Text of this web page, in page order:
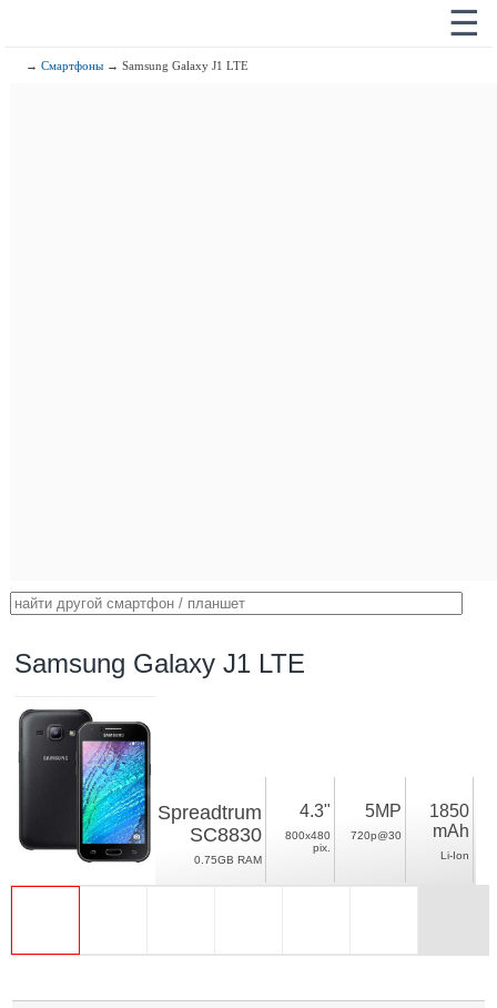
☰
→Смартфоны → Samsung Galaxy J1 LTE
Samsung Galaxy J1 LTE
Spreadtrum
SC8830
0.75GB RAM
4.3"
800x480
pix.
5MP
720p@30
1850
mAh
Li-Ion